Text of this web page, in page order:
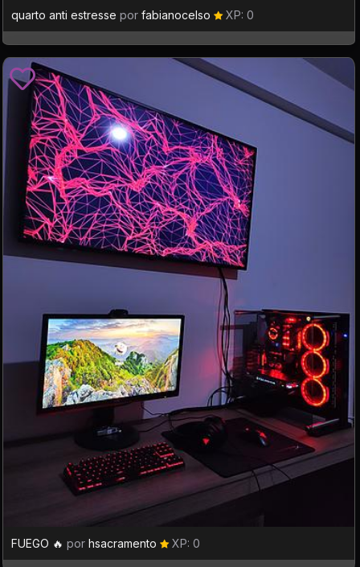
quarto anti estresse por fabianocelso XP: 0
FUEGO 🔥 por hsacramento XP: 0